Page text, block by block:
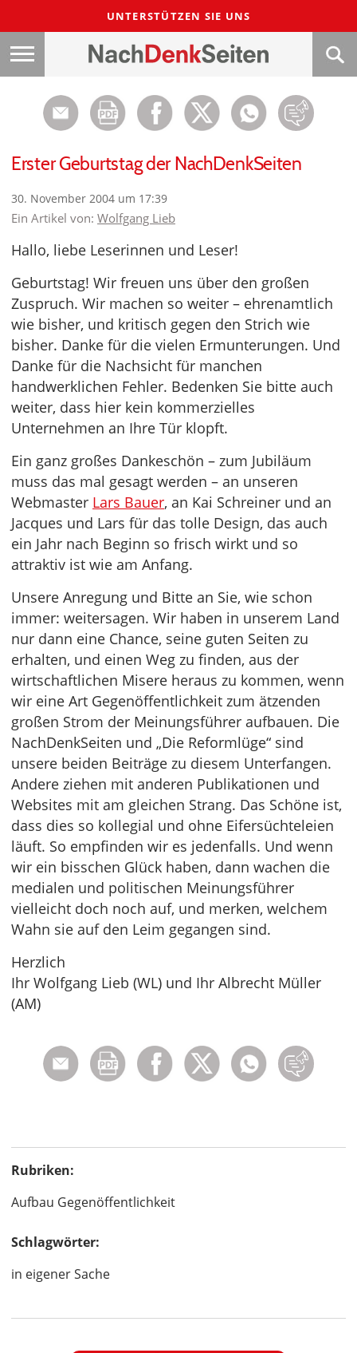
UNTERSTÜTZEN SIE UNS
Erster Geburtstag der NachDenkSeiten
30. November 2004 um 17:39
Ein Artikel von: Wolfgang Lieb
Hallo, liebe Leserinnen und Leser!
Geburtstag! Wir freuen uns über den großen
Zuspruch. Wir machen so weiter – ehrenamtlich
wie bisher, und kritisch gegen den Strich wie
bisher. Danke für die vielen Ermunterungen. Und
Danke für die Nachsicht für manchen
handwerklichen Fehler. Bedenken Sie bitte auch
weiter, dass hier kein kommerzielles
Unternehmen an Ihre Tür klopft.
Ein ganz großes Dankeschön – zum Jubiläum
muss das mal gesagt werden – an unseren
Webmaster Lars Bauer, an Kai Schreiner und an
Jacques und Lars für das tolle Design, das auch
ein Jahr nach Beginn so frisch wirkt und so
attraktiv ist wie am Anfang.
Unsere Anregung und Bitte an Sie, wie schon
immer: weitersagen. Wir haben in unserem Land
nur dann eine Chance, seine guten Seiten zu
erhalten, und einen Weg zu finden, aus der
wirtschaftlichen Misere heraus zu kommen, wenn
wir eine Art Gegenöffentlichkeit zum ätzenden
großen Strom der Meinungsführer aufbauen. Die
NachDenkSeiten und „Die Reformlüge“ sind
unsere beiden Beiträge zu diesem Unterfangen.
Andere ziehen mit anderen Publikationen und
Websites mit am gleichen Strang. Das Schöne ist,
dass dies so kollegial und ohne Eifersüchteleien
läuft. So empfinden wir es jedenfalls. Und wenn
wir ein bisschen Glück haben, dann wachen die
medialen und politischen Meinungsführer
vielleicht doch noch auf, und merken, welchem
Wahn sie auf den Leim gegangen sind.
Herzlich
Ihr Wolfgang Lieb (WL) und Ihr Albrecht Müller
(AM)
Rubriken:
Aufbau Gegenöffentlichkeit
Schlagwörter:
in eigener Sache